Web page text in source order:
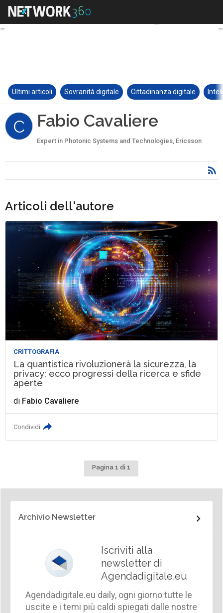
Ultimi articoli Sovranità digitale Cittadinanza digitale
C Fabio Cavaliere
Expert in Photonic Systems and Technologies, Ericsson
Articoli dell'autore
CRITTOGRAFIA
La quantistica rivoluzionerà la sicurezza, la
privacy: ecco progressi della ricerca e sfide
aperte
di Fabio Cavaliere
Condividi
Pagina 1 di 1
Archivio Newsletter
Iscriviti alla
newsletter di
Agendadigitale.eu
Agendadigitale.eu daily, ogni giorno tutte le
uscite e i temi più caldi spiegati dalle nostre